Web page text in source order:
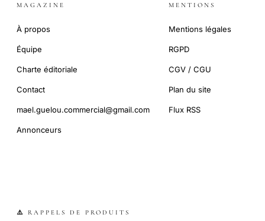
MAGAZINE
À propos
Équipe
Charte éditoriale
Contact
mael.guelou.commercial@gmail.com
Annonceurs
MENTIONS
Mentions légales
RGPD
CGV / CGU
Plan du site
Flux RSS
⚠️ RAPPELS DE PRODUITS